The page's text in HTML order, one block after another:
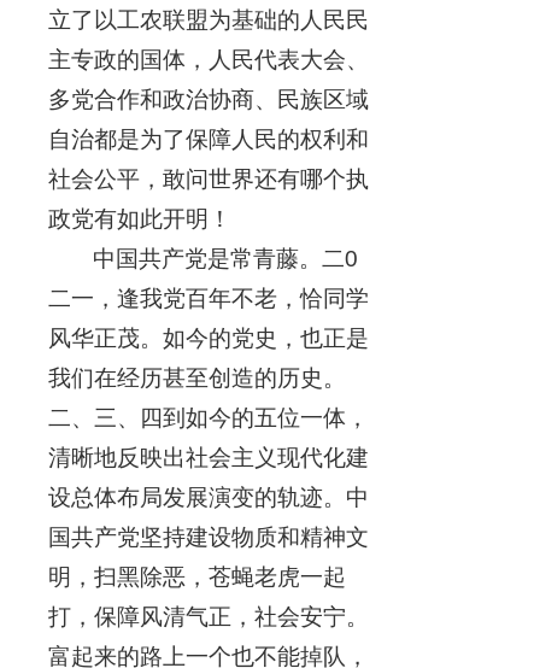
立了以工农联盟为基础的人民民
主专政的国体，人民代表大会、
多党合作和政治协商、民族区域
自治都是为了保障人民的权利和
社会公平，敢问世界还有哪个执
政党有如此开明！
中国共产党是常青藤。二0
二一，逢我党百年不老，恰同学
风华正茂。如今的党史，也正是
我们在经历甚至创造的历史。
二、三、四到如今的五位一体，
清晰地反映出社会主义现代化建
设总体布局发展演变的轨迹。中
国共产党坚持建设物质和精神文
明，扫黑除恶，苍蝇老虎一起
打，保障风清气正，社会安宁。
富起来的路上一个也不能掉队，